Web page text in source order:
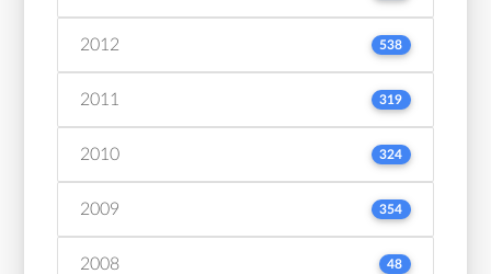
2012 538
2011 319
2010 324
2009 354
2008 48